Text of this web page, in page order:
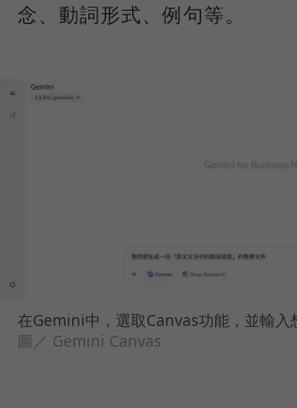
念、動詞形式、例句等。
在Gemini中，選取Canvas功能，並輸入
圖／ Gemini Canvas